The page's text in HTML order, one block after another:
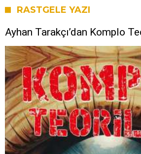
RASTGELE YAZI
Ayhan Tarakçı’dan Komplo